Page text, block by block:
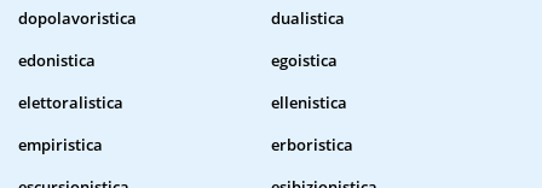
dopolavoristica
dualistica
edonistica
egoistica
elettoralistica
ellenistica
empiristica
erboristica